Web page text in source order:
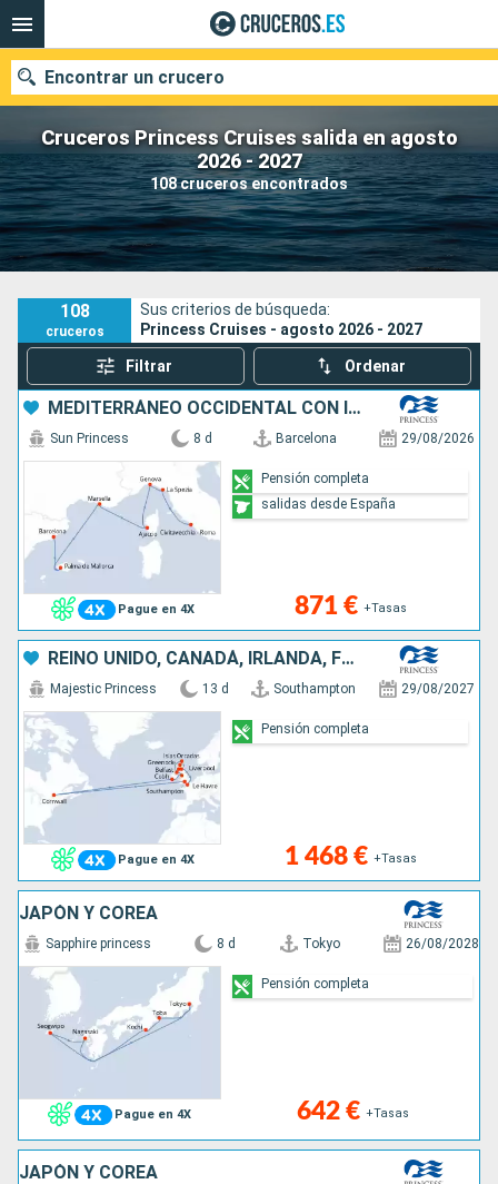
Cruceros Princess Cruises salida en agosto
2026 - 2027
108 cruceros encontrados
Encontrar un crucero
Nuestros destinos
Fecha de salida
Puertos
Buscar
108
cruceros
Sus criterios de búsqueda:
Princess Cruises - agosto 2026 - 2027
Filtrar Ordenar
MEDITERRÁNEO OCCIDENTAL CON ITALIA
Pague en 4X
Sun Princess 8 d Barcelona 29/08/2026
871 € +Tasas
Pensión completa
salidas desde España
REINO UNIDO, CANADÁ, IRLANDA, FRANCIA
Pague en 4X
Majestic Princess 13 d Southampton 29/08/2027
1 468 € +Tasas
Pensión completa
JAPÓN Y COREA
Pague en 4X
Sapphire princess 8 d Tokyo 26/08/2028
642 € +Tasas
Pensión completa
JAPÓN Y COREA